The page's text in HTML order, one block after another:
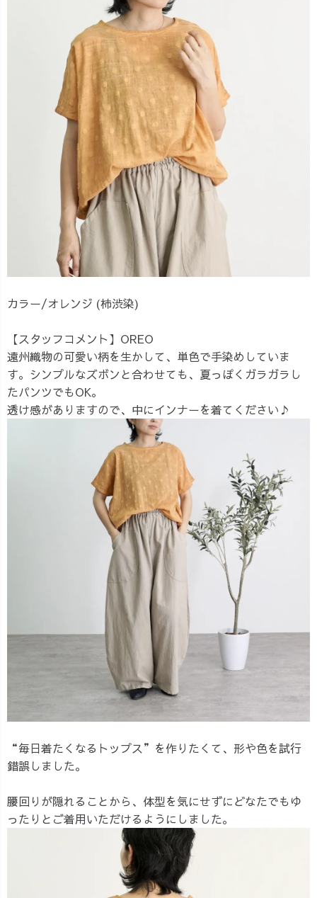
カラー/オレンジ (柿渋染)
【スタッフコメント】OREO
遠州織物の可愛い柄を生かして、単色で手染めしていま
す。シンプルなズボンと合わせても、夏っぽくガラガラし
たパンツでもOK。
透け感がありますので、中にインナーを着てください♪
“毎日着たくなるトップス”を作りたくて、形や色を試行
錯誤しました。
腰回りが隠れることから、体型を気にせずにどなたでもゆ
ったりとご着用いただけるようにしました。